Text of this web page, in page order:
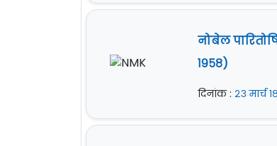
नोबेल
१९५८)
दिनांक : २३ मार्च